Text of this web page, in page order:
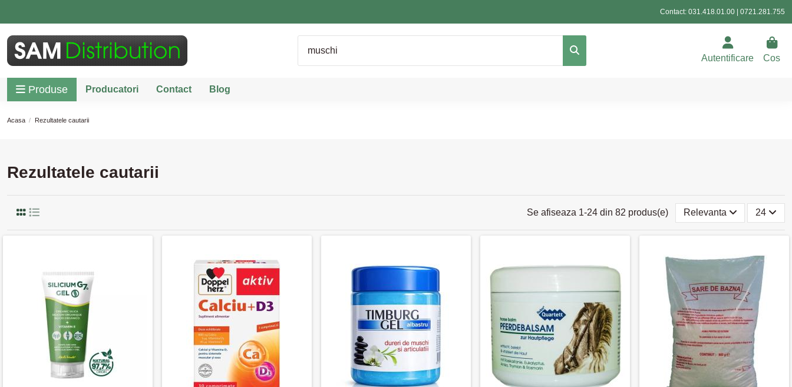
Contact: 031.418.01.00 0721.281.755
Autentificare Cos
Produse Producatori Contact Blog
Acasa Rezultatele cautarii
Rezultatele cautarii
Se afiseaza 1-24 din 82 produs(e) Relevanta 24